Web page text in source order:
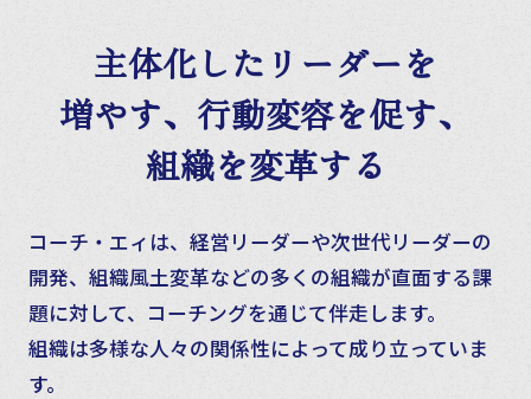
主体化したリーダーを
増やす、 行動変容を促す、
組織を変革する
コーチ・エィは、経営リーダーや次世代リーダーの
開発、組織風土変革などの多くの組織が直面する課
題に対して、コーチングを通じて伴走します。
組織は多様な人々の関係性によって成り立っていま
す。